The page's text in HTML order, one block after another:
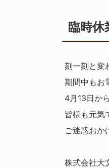
臨時休
刻一刻と変
期間中もお
4月13日か
皆様も元気
ご迷惑おか
株式会社